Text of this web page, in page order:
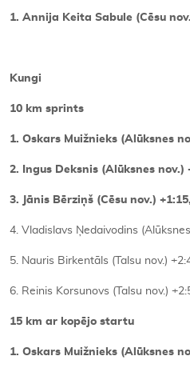
1. Annija Keita Sabule (Cēsu
Kungi
10 km sprints
1. Oskars Muižnieks (Alūksnes
2. Ingus Deksnis (Alūksnes nov.)
3. Jānis Bērziņš (Cēsu nov.)
4. Vladislavs Ņedaivodins
5. Nauris Birkentāls (Talsu nov.)
6. Reinis Korsunovs (Talsu nov.)
15 km ar kopējo startu
1. Oskars Muižnieks (Alūksnes